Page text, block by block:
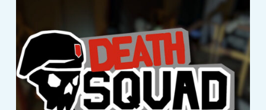
Death Squad